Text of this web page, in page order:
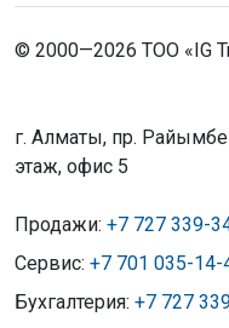
© 2000—2026 ТОО «IG
г. Алматы, пр.
этаж, офис 5
Продажи: +7 727 339-
Сервис: +7 701 035-14-
Бухгалтерия: +7 727